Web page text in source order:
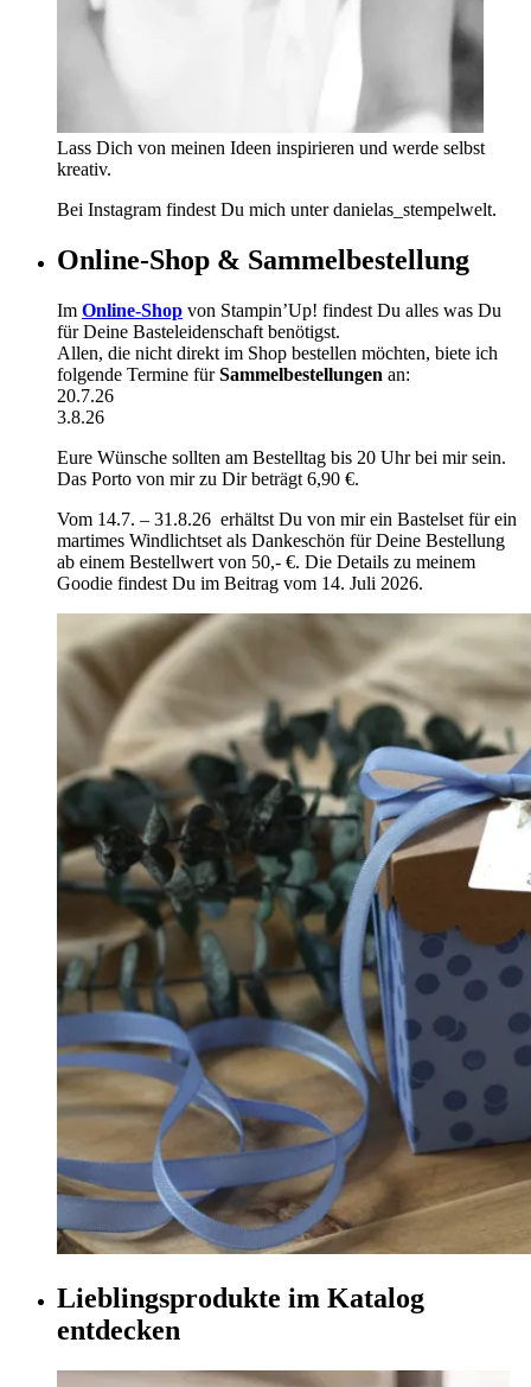
Lass Dich von meinen Ideen inspirieren und werde selbst
kreativ.
Bei Instagram findest Du mich unter danielas_stempelwelt.
Online-Shop & Sammelbestellung
Im Online-Shop von Stampin’Up! findest Du alles was Du
für Deine Basteleidenschaft benötigst.
Allen, die nicht direkt im Shop bestellen möchten, biete ich
folgende Termine fürSammelbestellungen an:
20.7.26
3.8.26
Eure Wünsche sollten am Bestelltag bis 20 Uhr bei mir sein.
Das Porto von mir zu Dir beträgt 6,90 €.
Vom 14.7. – 31.8.26 erhältst Du von mir ein Bastelset für ein
martimes Windlichtset als Dankeschön für Deine Bestellung
ab einem Bestellwert von 50,- €. Die Details zu meinem
Goodie findest Du im Beitrag vom 14. Juli 2026.
Lieblingsprodukte im Katalog
entdecken